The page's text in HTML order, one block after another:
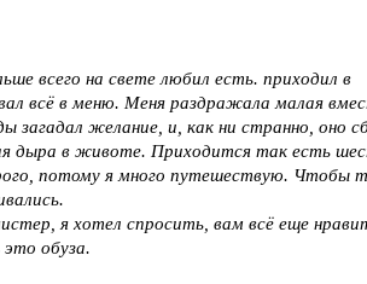
всего на свете любил есть. приходил в
всё в меню. Меня раздражала малая
загадал желание, и, как ни странно, оно
дыра в животе. Приходится так есть
потому я много путешествую. Чтобы
я хотел спросить, вам всё еще
обуза.